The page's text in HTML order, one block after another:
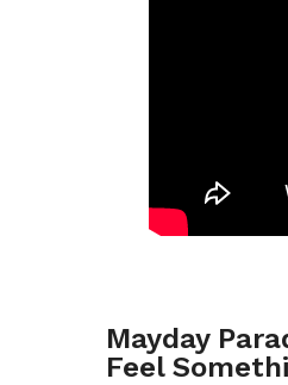
Mayday
Feel